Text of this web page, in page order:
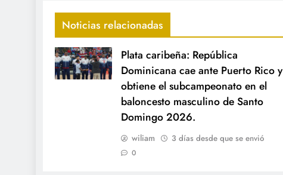
Noticias relacionadas
Plata caribeña: República
Dominicana cae ante Puerto Rico y
obtiene el subcampeonato en el
baloncesto masculino de Santo
Domingo 2026.
wiliam 3 días desde que se envió
0